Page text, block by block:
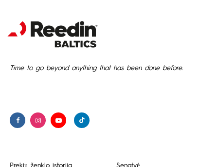
Time to go beyond anything that has been done before.
Prekių ženklo istorija Senatvė